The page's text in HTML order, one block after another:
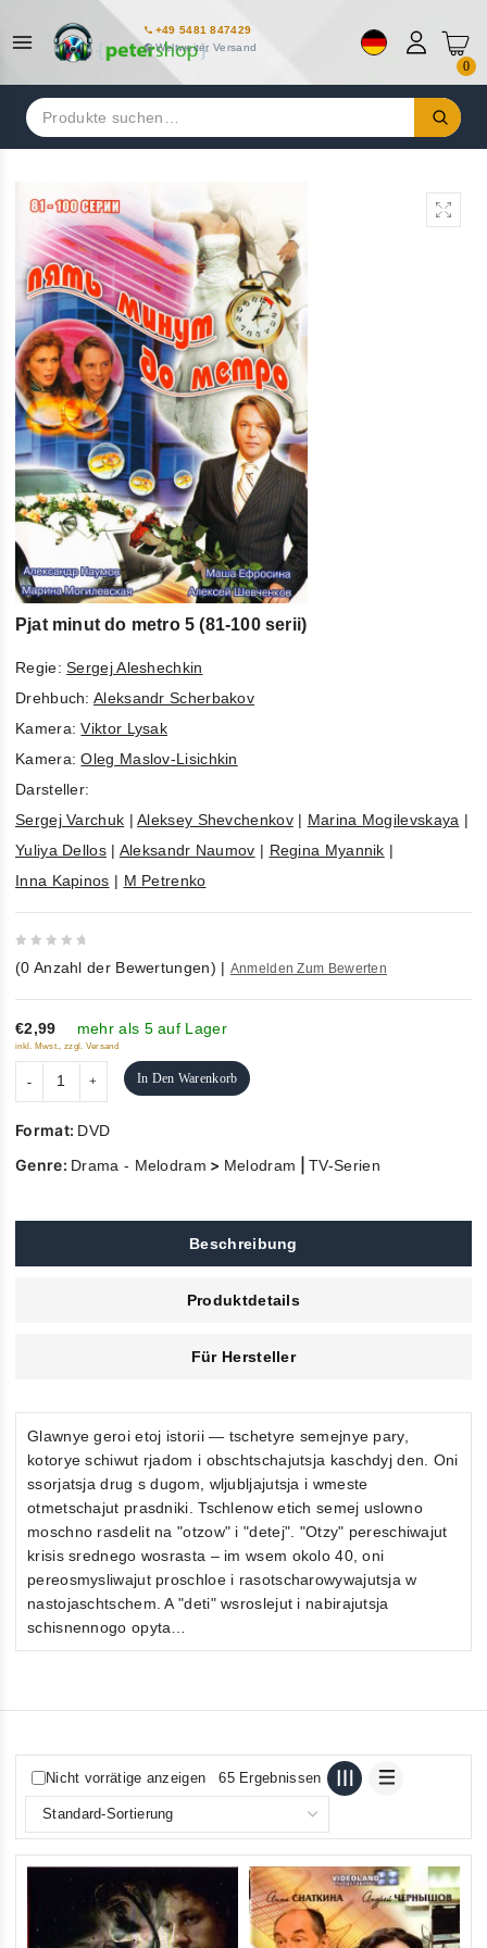
+49 5481 847429
Weltweiter Versand
0
Suchen
nach:
Pjat minut do metro 5 (81-100 serii)
Regie:Sergej Aleshechkin
Drehbuch:Aleksandr Scherbakov
Kamera:Viktor Lysak
Kamera:Oleg Maslov-Lisichkin
Darsteller:
Sergej Varchuk |Aleksey Shevchenkov| Marina Mogilevskaya |
Yuliya Dellos| Aleksandr Naumov | Regina Myannik |
Inna Kapinos | M Petrenko
out
of
5
(0 Anzahl der Bewertungen) | Anmelden Zum Bewerten
€2,99 mehr als 5 auf Lager
inkl. Mwst., zzgl. Versand
In Den Warenkorb
Format: DVD
Genre: Drama - Melodram > Melodram |TV-Serien
Beschreibung
Produktdetails
Für Hersteller
Glawnye geroi etoj istorii — tschetyre semejnye pary,
kotorye schiwut rjadom i obschtschajutsja kaschdyj den. Oni
ssorjatsja drug s dugom, wljubljajutsja i wmeste
otmetschajut prasdniki. Tschlenow etich semej uslowno
moschno rasdelit na "otzow" i "detej". "Otzy" pereschiwajut
krisis srednego wosrasta – im wsem okolo 40, oni
pereosmysliwajut proschloe i rasotscharowywajutsja w
nastojaschtschem. A "deti" wsroslejut i nabirajutsja
schisnennogo opyta…
Nicht vorrätige anzeigen 65 Ergebnissen